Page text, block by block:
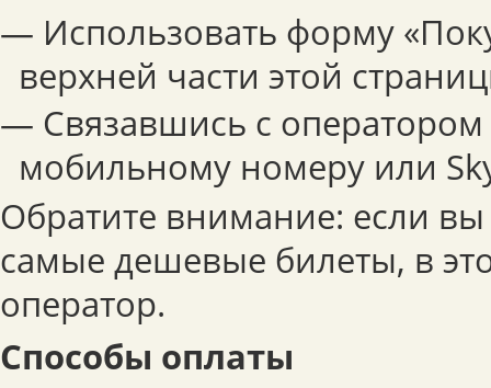
— Использовать форму
верхней части этой
— Связавшись с оператором
мобильному номеру или
Обратите внимание: если вы
самые дешевые билеты, в
оператор.
Способы оплаты